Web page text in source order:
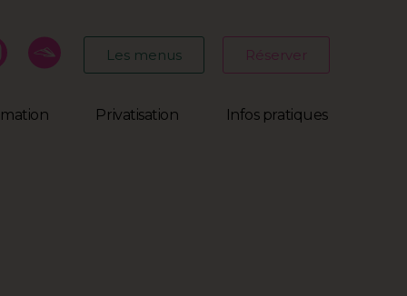
Les menus Réserver
Privatisation Infos pratiques